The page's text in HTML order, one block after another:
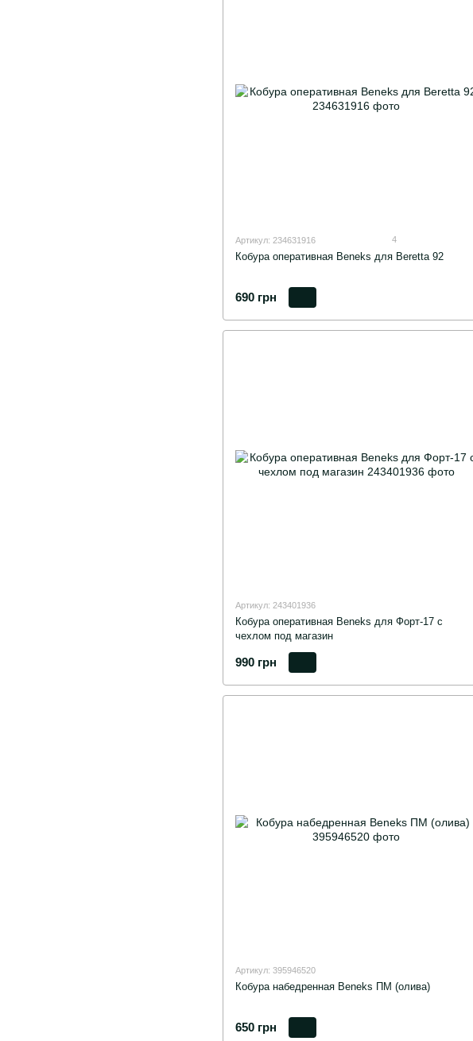
Артикул: 234631916 4
Кобура оперативная Beneks для Beretta 92
690 грн
Артикул: 243401936
Кобура оперативная Beneks для Форт-17 с
чехлом под магазин
990 грн
Артикул: 395946520
Кобура набедренная Beneks ПМ (олива)
650 грн